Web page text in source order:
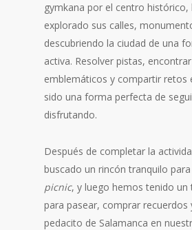
gymkana por el centro histórico,
explorado sus calles,
descubriendo la ciudad de una
activa. Resolver pistas,
emblemáticos y compartir retos
sido una forma perfecta de
disfrutando.
Después de completar la
buscado un rincón tranquilo
picnic, y luego hemos tenido un
para pasear, comprar recuerdos
pedacito de Salamanca en